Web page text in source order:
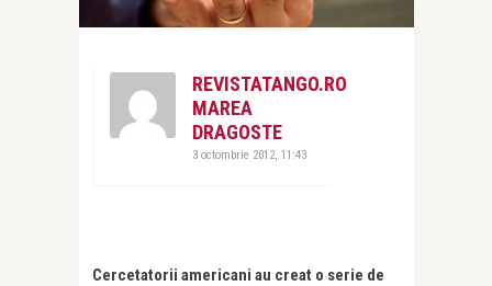
REVISTATANGO.RO
MAREA
DRAGOSTE
3 octombrie 2012, 11:43
Cercetatorii americani au creat o serie de